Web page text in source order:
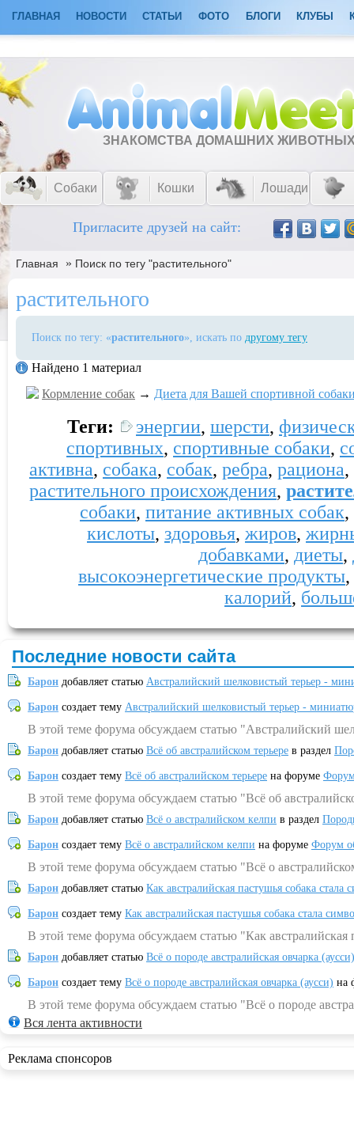
ГЛАВНАЯ НОВОСТИ СТАТЬИ ФОТО БЛОГИ КЛУБЫ
ЗНАКОМСТВА ДОМАШНИХ
Собаки Кошки Лошади
Пригласите друзей на сайт:
Главная » Поиск по тегу "растительного"
растительного
Поиск по тегу: «растительного», искать по другому тегу
Найдено 1 материал
Кормление собак → Диета для Вашей спортивной
Теги: энергии, шерсти,
спортивных, спортивные собаки,
активна, собака, собак, ребра, рациона,
растительного происхождения,
собаки, питание активных собак,
кислоты, здоровья, жиров,
добавками, диеты,
высокоэнергетические продукты,
калорий,
Последние новости сайта
Барон добавляет статью Австралийский шелковистый терьер -
Барон создает тему Австралийский шелковистый терьер -
В этой теме форума обсуждаем статью "Австралийский
Барон добавляет статью Всё об австралийском терьере в раздел
Барон создает тему Всё об австралийском терьере на форуме
В этой теме форума обсуждаем статью "Всё об
Барон добавляет статью Всё о австралийском келпи в раздел
Барон создает тему Всё о австралийском келпи на форуме Форум
В этой теме форума обсуждаем статью "Всё о
Барон добавляет статью Как австралийская пастушья собака
Барон создает тему Как австралийская пастушья собака стала
В этой теме форума обсуждаем статью "Как
Барон добавляет статью Всё о породе австралийская овчарка (аусси)
Барон создает тему Всё о породе австралийская овчарка (аусси) на
В этой теме форума обсуждаем статью "Всё о породе
Вся лента активности
Реклама спонсоров